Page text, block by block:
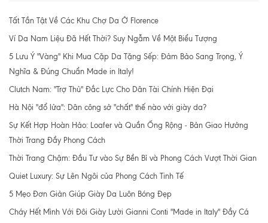
Tất Tần Tật Về Các Khu Chợ Da Ở Florence
Ví Da Nam Liệu Đã Hết Thời? Suy Ngẫm Về Một Biểu Tượng
5 Lưu Ý "Vàng" Khi Mua Cặp Da Tặng Sếp: Đảm Bảo Sang Trọng, Ý
Nghĩa & Đúng Chuẩn Made in Italy!
Clutch Nam: "Trợ Thủ" Đắc Lực Cho Dân Tài Chính Hiện Đại
Hà Nội "đổ lửa": Dân công sở "chất" thế nào với giày da?
Sự Kết Hợp Hoàn Hảo: Loafer và Quần Ống Rộng - Bản Giao Hưởng
Thời Trang Đầy Phong Cách
Thời Trang Chậm: Đầu Tư vào Sự Bền Bỉ và Phong Cách Vượt Thời Gian
Quiet Luxury: Sự Lên Ngôi của Phong Cách Tinh Tế
5 Mẹo Đơn Giản Giúp Giày Da Luôn Bóng Đẹp
Cháy Hết Mình Với Đôi Giày Lười Gianni Conti "Made in Italy" Đầy Cá